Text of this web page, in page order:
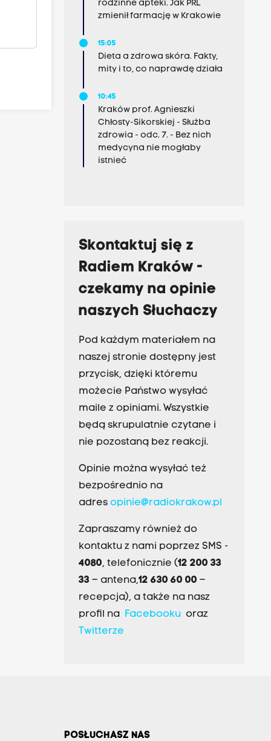
rodzinne apteki. Jak PRL
zmienił farmację w Krakowie
15:05
Dieta a zdrowa skóra. Fakty,
mity i to, co naprawdę działa
10:45
Kraków prof. Agnieszki
Chłosty-Sikorskiej - Służba
zdrowia - odc. 7. - Bez nich
medycyna nie mogłaby
istnieć
Skontaktuj się z
Radiem Kraków -
czekamy na opinie
naszych Słuchaczy
Pod każdym materiałem na
naszej stronie dostępny jest
przycisk, dzięki któremu
możecie Państwo wysyłać
maile z opiniami. Wszystkie
będą skrupulatnie czytane i
nie pozostaną bez reakcji.
Opinie można wysyłać też
bezpośrednio na
adres opinie@radiokrakow.pl
Zapraszamy również do
kontaktu z nami poprzez SMS -
4080, telefonicznie (12 200 33
33– antena,12 630 60 00 –
recepcja), a także na nasz
profil na Facebookuoraz
Twitterze
POSŁUCHASZ NAS